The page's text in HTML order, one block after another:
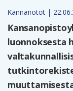
Kannanotot |
luonnoksesta